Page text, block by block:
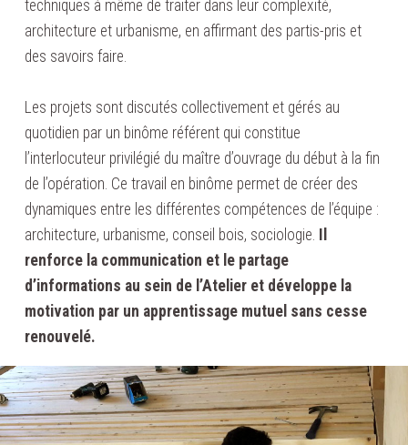
techniques à même de traiter dans leur complexité,
architecture et urbanisme, en affirmant des partis-pris et
des savoirs faire.
Les projets sont discutés collectivement et gérés au
quotidien par un binôme référent qui constitue
l’interlocuteur privilégié du maître d’ouvrage du début à la fin
de l’opération. Ce travail en binôme permet de créer des
dynamiques entre les différentes compétences de l’équipe :
architecture, urbanisme, conseil bois, sociologie.
renforce la communication et le partage
d’informations au sein de l’Atelier et développe la
motivation par un apprentissage mutuel sans cesse
renouvelé.